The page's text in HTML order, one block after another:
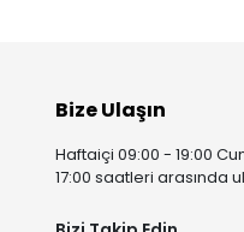
Bize Ulaşın
Haftaiçi 09:00 - 19:00
17:00 saatleri arasında